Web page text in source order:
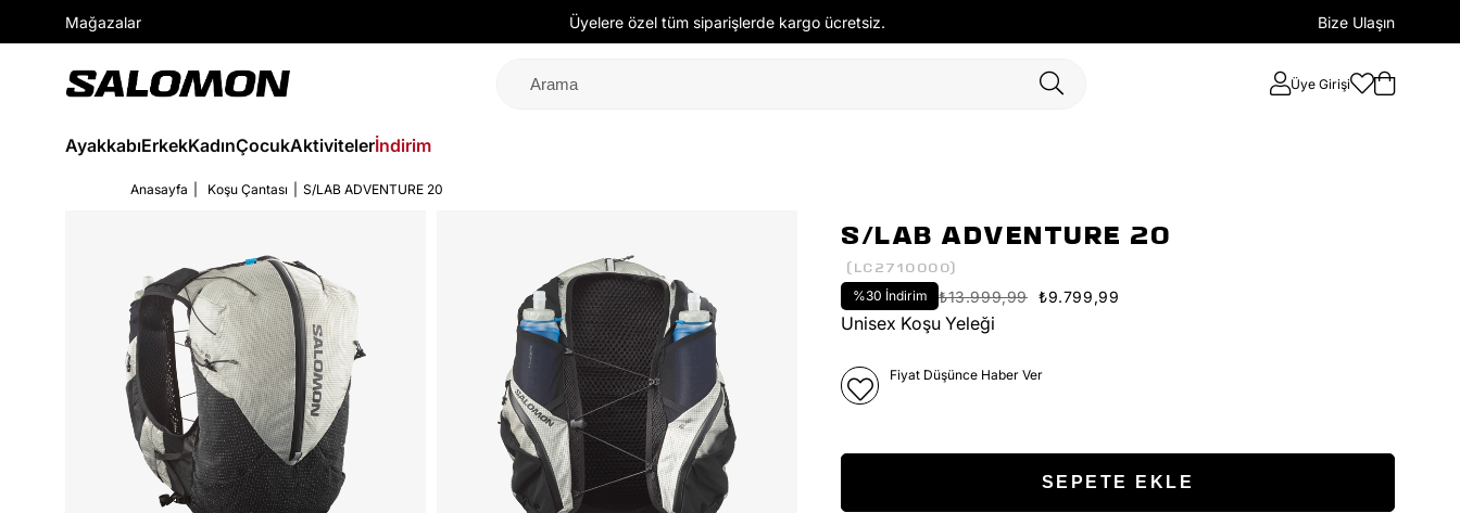
Mağazalar Üyelere özel tüm siparişlerde kargo ücretsiz. Bize Ulaşın
Üye Girişi
AyakkabıErkekKadınÇocukAktivitelerİndirim
Anasayfa Koşu Çantası S/LAB ADVENTURE 20
S/LAB ADVENTURE 20
(LC2710000)
%30 İndirim ₺13.999,99 ₺9.799,99
Unisex Koşu Yeleği
Fiyat Düşünce Haber Ver